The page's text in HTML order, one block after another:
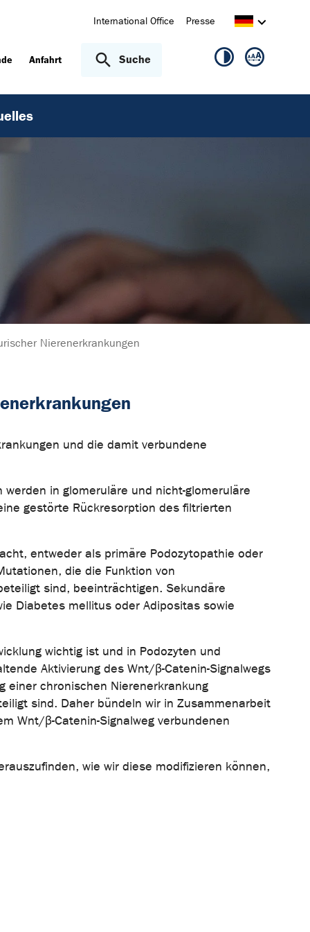
International Office Presse
Anfahrt Suche
Nierenerkrankungen
und die damit verbundene
in glomeruläre und nicht-glomeruläre
gestörte Rückresorption des filtrierten
entweder als primäre Podozytopathie oder
die die Funktion von
sind, beeinträchtigen. Sekundäre
Diabetes mellitus oder Adipositas sowie
wichtig ist und in Podozyten und
Aktivierung des Wnt/β-Catenin-Signalwegs
einer chronischen Nierenerkrankung
sind. Daher bündeln wir in Zusammenarbeit
Wnt/β-Catenin-Signalweg verbundenen
wie wir diese modifizieren können,